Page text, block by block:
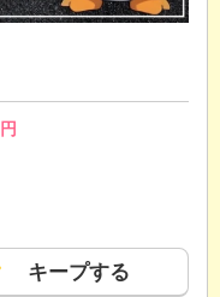
円
キープする